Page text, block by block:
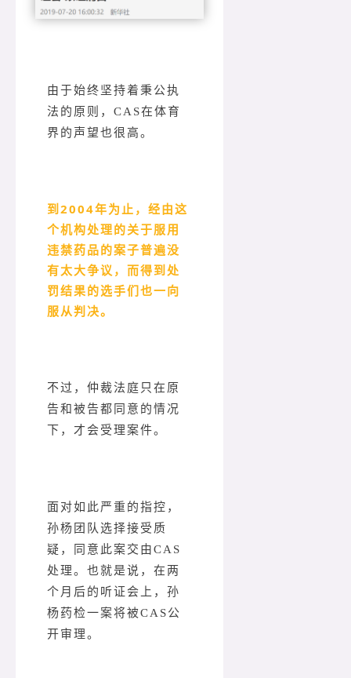
由于始终坚持着秉公执
法的原则，CAS在体育
界的声望也很高。
到2004年为止，经由这
个机构处理的关于服用
违禁药品的案子普遍没
有太大争议，而得到处
罚结果的选手们也一向
服从判决。
不过，仲裁法庭只在原
告和被告都同意的情况
下，才会受理案件。
面对如此严重的指控，
孙杨团队选择接受质
疑，同意此案交由CAS
处理。也就是说，在两
个月后的听证会上，孙
杨药检一案将被CAS公
开审理。